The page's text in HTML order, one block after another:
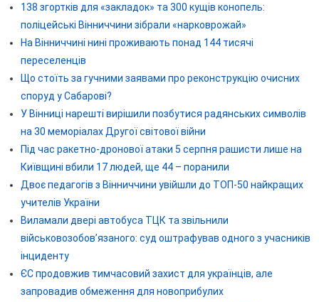
138 згортків для «закладок» та 300 кущів конопель:
поліцейські Вінниччини зібрали «нарковрожай»
На Вінниччині нині проживають понад 144 тисячі
переселенців
Що стоїть за гучними заявами про реконструкцію очисних
споруд у Сабарові?
У Вінниці нарешті вирішили позбутися радянських символів
на 30 меморіалах Другої світової війни
Під час ракетно-дронової атаки 5 серпня рашисти лише на
Київщині вбили 17 людей, ще 44 – поранили
Двоє педагогів з Вінниччини увійшли до ТОП-50 найкращих
учителів України
Виламали двері автобуса ТЦК та звільнили
військовозобов’язаного: суд оштрафував одного з учасників
інциденту
ЄС продовжив тимчасовий захист для українців, але
запровадив обмеження для новоприбулих